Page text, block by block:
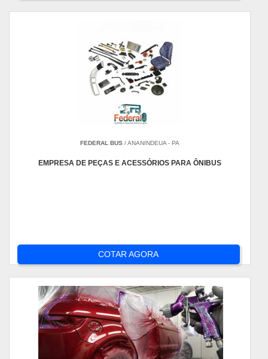
FEDERAL BUS / ANANINDEUA - PA
EMPRESA DE PEÇAS E ACESSÓRIOS PARA ÔNIBUS
COTAR AGORA